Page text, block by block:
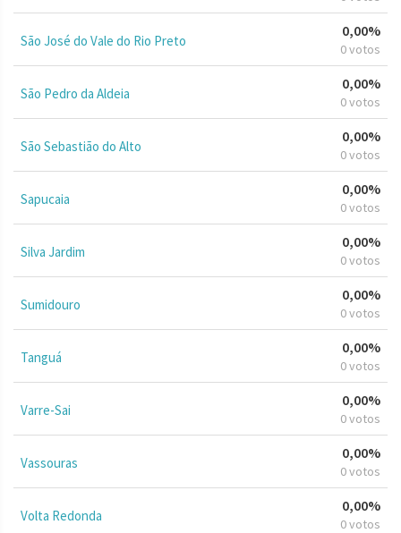
São José do Vale do Rio Preto
0,00%
0 votos
São Pedro da Aldeia
0,00%
0 votos
São Sebastião do Alto
0,00%
0 votos
Sapucaia
0,00%
0 votos
Silva Jardim
0,00%
0 votos
Sumidouro
0,00%
0 votos
Tanguá
0,00%
0 votos
Varre-Sai
0,00%
0 votos
Vassouras
0,00%
0 votos
Volta Redonda
0,00%
0 votos